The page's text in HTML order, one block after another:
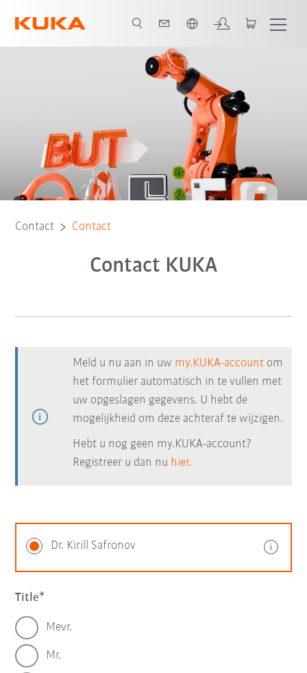
Contact Contact
Contact KUKA
Meld u nu aan in uw my.KUKA-account om
het formulier automatisch in te vullen met
uw opgeslagen gegevens. U hebt de
mogelijkheid om deze achteraf te wijzigen.
Hebt u nog geen my.KUKA-account?
Registreer u dan nu hier.
Dr. Kirill Safronov
Title
Mevr.
Mr.